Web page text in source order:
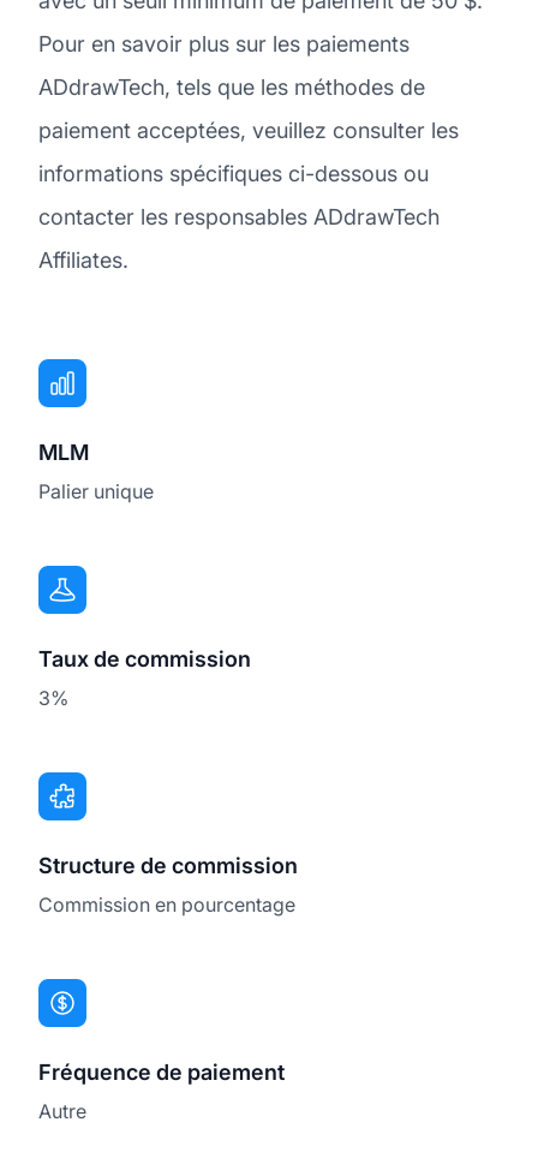
Pour en savoir plus sur les paiements
ADdrawTech, tels que les méthodes de
paiement acceptées, veuillez consulter les
informations spécifiques ci-dessous ou
contacter les responsables ADdrawTech
Affiliates.
MLM
Palier unique
Taux de commission
3%
Structure de commission
Commission en pourcentage
Fréquence de paiement
Autre